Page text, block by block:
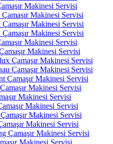
Makinesi Servisi
Makinesi Servisi
Makinesi Servisi
Makinesi Servisi
Makinesi Servisi
Makinesi Servisi
Çamaşır Makinesi Servisi
Çamaşır Makinesi Servisi
Çamaşır Makinesi Servisi
Makinesi Servisi
Makinesi Servisi
Makinesi Servisi
Makinesi Servisi
Makinesi Servisi
Çamaşır Makinesi Servisi
Makinesi Servisi